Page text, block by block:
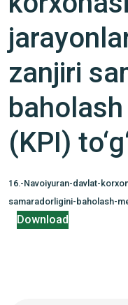
zanjiri
(KPI)
16.-Navoiyuran-davlat-
samaradorligini-baholash-
Download